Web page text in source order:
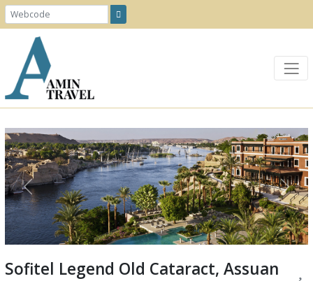
Previous Next
Sofitel Legend Old Cataract, Assuan